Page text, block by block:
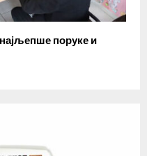
поруке и